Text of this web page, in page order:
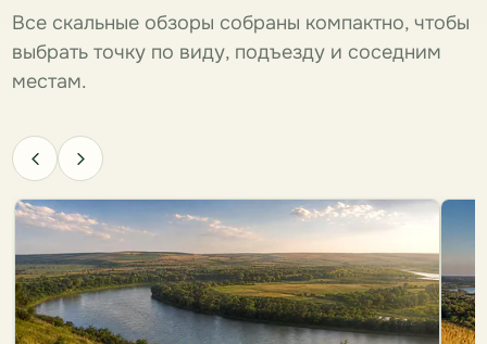
Все скальные обзоры собраны компактно, чтобы
выбрать точку по виду, подъезду и соседним
местам.